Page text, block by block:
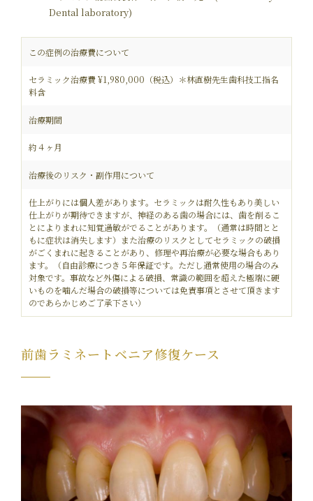
Dental laboratory)
この症例の治療費について
セラミック治療費 ¥1,980,000（税込）＊林直樹先生歯科技工指名
料含
治療期間
約４ヶ月
治療後のリスク・副作用について
仕上がりには個人差があります。セラミックは耐久性もあり美しい
仕上がりが期待できますが、神経のある歯の場合には、歯を削るこ
とによりまれに知覚過敏がでることがあります。（通常は時間とと
もに症状は消失します）また治療のリスクとしてセラミックの破損
がごくまれに起きることがあり、修理や再治療が必要な場合もあり
ます。（自由診療につき５年保証です。ただし通常使用の場合のみ
対象です。事故など外傷による破損、常識の範囲を超えた極端に硬
いものを噛んだ場合の破損等については免責事項とさせて頂きます
のであらかじめご了承下さい）
前歯ラミネートベニア修復ケース